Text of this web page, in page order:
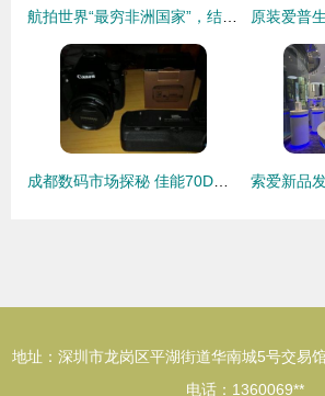
地址：深圳市龙岗区平湖街道华南城5号交易
电话：1360069**